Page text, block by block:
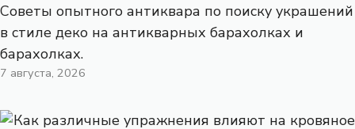
Советы опытного антиквара по поиску украшений
в стиле деко на антикварных барахолках и
барахолках.
7 августа, 2026